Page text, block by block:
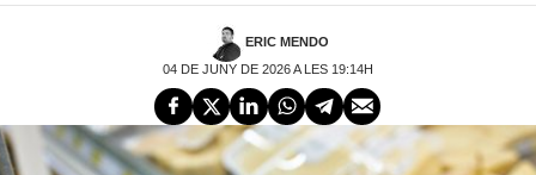
ERIC MENDO
04 DE JUNY DE 2026 A LES 19:14H